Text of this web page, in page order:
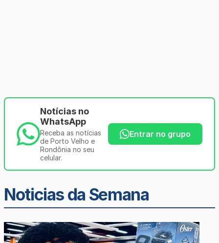
Notícias no
WhatsApp
Receba as notícias
de Porto Velho e
Rondônia no seu
celular.
Entrar no grupo
Noticias da Semana